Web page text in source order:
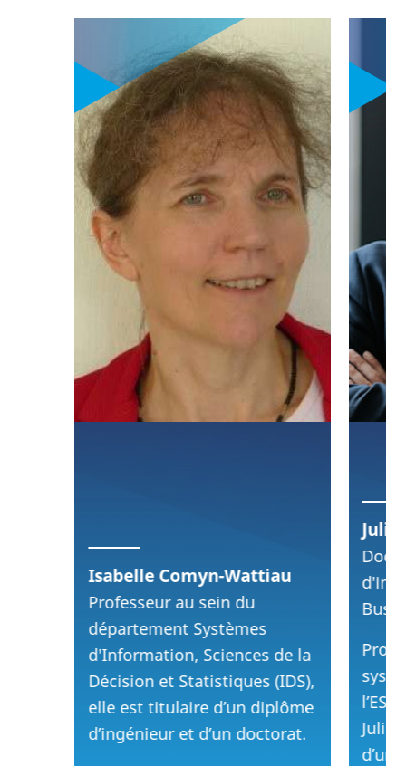
Isabelle Comyn-Wattiau
Professeur au sein du
département Systèmes
d'Information, Sciences de la
Décision et Statistiques (IDS),
elle est titulaire d’un diplôme
d’ingénieur et d’un doctorat.
d’un